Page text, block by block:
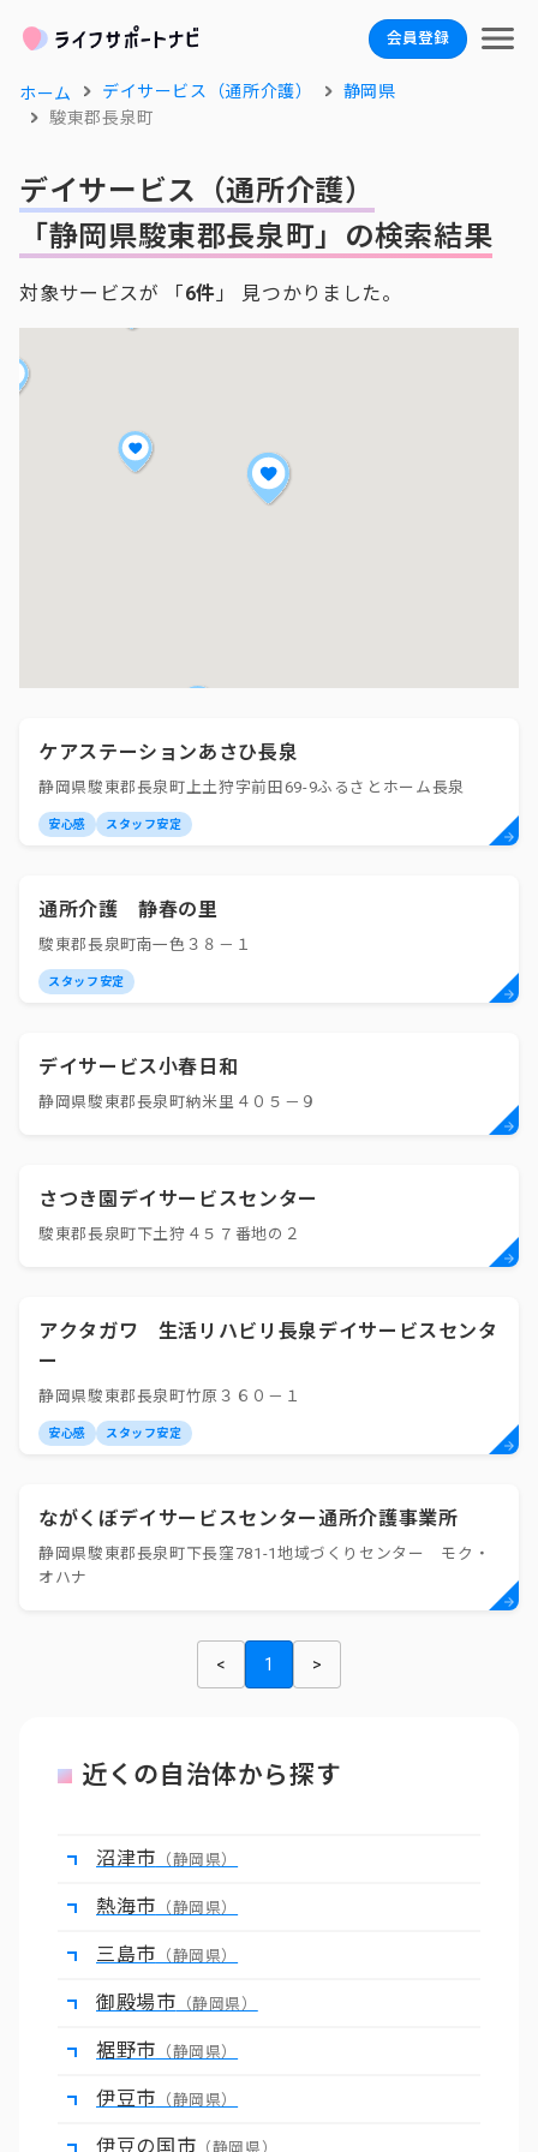
会員登録
ホーム デイサービス（通所介護）
静岡県
駿東郡長泉町
デイサービス（通所介護）
「静岡県駿東郡長泉町」の検索結果
対象サービスが 「6件 」 見つかりました。
ケアステーションあさひ長泉
静岡県駿東郡長泉町上土狩字前田69-9ふるさとホーム長泉
安心感 スタッフ安定
通所介護 静春の里
駿東郡長泉町南一色３８－１
スタッフ安定
デイサービス小春日和
静岡県駿東郡長泉町納米里４０５－９
さつき園デイサービスセンター
駿東郡長泉町下土狩４５７番地の２
アクタガワ 生活リハビリ長泉デイサービスセンタ
ー
静岡県駿東郡長泉町竹原３６０－１
安心感 スタッフ安定
ながくぼデイサービスセンター通所介護事業所
静岡県駿東郡長泉町下長窪781-1地域づくりセンター モク・
オハナ
< 1 >
近くの自治体から探す
沼津市 （静岡県）
熱海市 （静岡県）
三島市 （静岡県）
御殿場市 （静岡県）
裾野市 （静岡県）
伊豆市 （静岡県）
伊豆の国市 （静岡県）